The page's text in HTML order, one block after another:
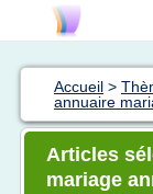
Accueil >
annuaire
Articles
mariage